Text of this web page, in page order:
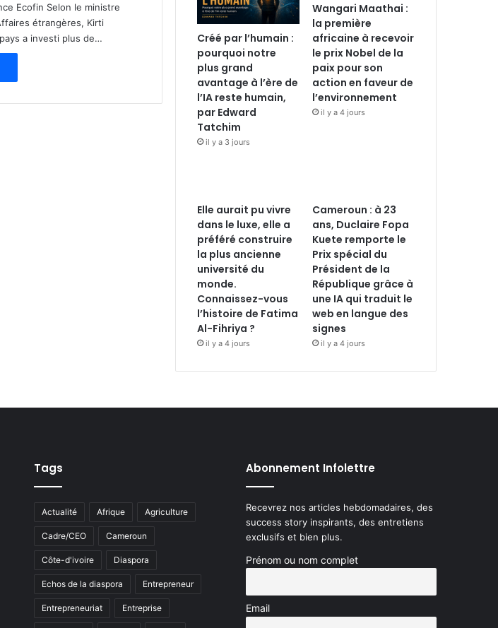
Ecofin Selon le ministre
étrangères, Kirti
a investi plus de…
Créé par l’humain :
pourquoi notre
plus grand
avantage à l’ère de
l’IA reste humain,
par Edward
Tatchim
il y a 3 jours
Wangari Maathai :
la première
africaine à recevoir
le prix Nobel de la
paix pour son
action en faveur de
l’environnement
il y a 4 jours
Elle aurait pu vivre
dans le luxe, elle a
préféré construire
la plus ancienne
université du
monde.
Connaissez-vous
l’histoire de Fatima
Al-Fihriya ?
il y a 4 jours
Cameroun : à 23
ans, Duclaire Fopa
Kuete remporte le
Prix spécial du
Président de la
République grâce à
une IA qui traduit le
web en langue des
signes
il y a 4 jours
Tags
Actualité Afrique Agriculture
Cadre/CEO Cameroun
Côte-d'ivoire Diaspora
Echos de la diaspora Entrepreneur
Entrepreneuriat Entreprise
Abonnement Infolettre
Recevrez nos articles hebdomadaires, des
success story inspirants, des entretiens
exclusifs et bien plus.
Prénom ou nom complet
Email